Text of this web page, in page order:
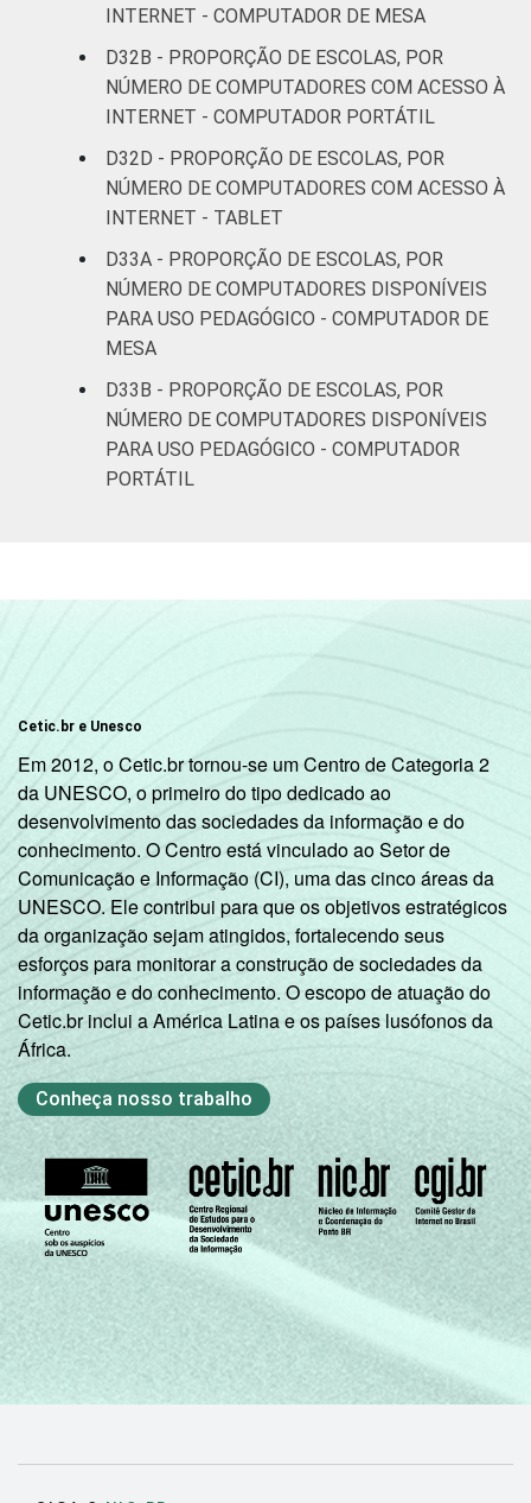
INTERNET - COMPUTADOR DE MESA
D32B - PROPORÇÃO DE ESCOLAS, POR
NÚMERO DE COMPUTADORES COM ACESSO À
INTERNET - COMPUTADOR PORTÁTIL
D32D - PROPORÇÃO DE ESCOLAS, POR
NÚMERO DE COMPUTADORES COM ACESSO À
INTERNET - TABLET
D33A - PROPORÇÃO DE ESCOLAS, POR
NÚMERO DE COMPUTADORES DISPONÍVEIS
PARA USO PEDAGÓGICO - COMPUTADOR DE
MESA
D33B - PROPORÇÃO DE ESCOLAS, POR
NÚMERO DE COMPUTADORES DISPONÍVEIS
PARA USO PEDAGÓGICO - COMPUTADOR
PORTÁTIL
Cetic.br e Unesco
Em 2012, o Cetic.br tornou-se um Centro de Categoria 2
da UNESCO, o primeiro do tipo dedicado ao
desenvolvimento das sociedades da informação e do
conhecimento. O Centro está vinculado ao Setor de
Comunicação e Informação (CI), uma das cinco áreas da
UNESCO. Ele contribui para que os objetivos estratégicos
da organização sejam atingidos, fortalecendo seus
esforços para monitorar a construção de sociedades da
informação e do conhecimento. O escopo de atuação do
Cetic.br inclui a América Latina e os países lusófonos da
África.
Conheça nosso trabalho